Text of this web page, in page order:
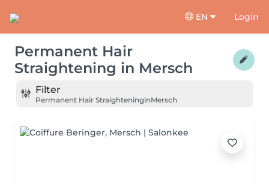
EN Login
Permanent Hair
Straightening in Mersch
Filter
Permanent Hair StraighteninginMersch